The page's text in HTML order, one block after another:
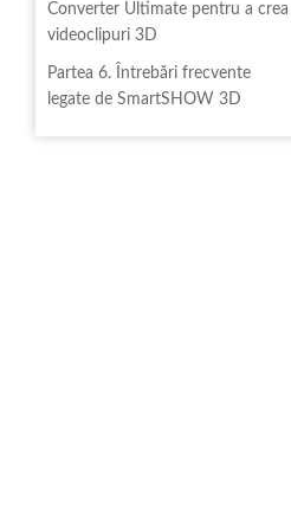
Converter Ultimate pentru a crea
videoclipuri 3D
Partea 6. Întrebări frecvente
legate de SmartSHOW 3D